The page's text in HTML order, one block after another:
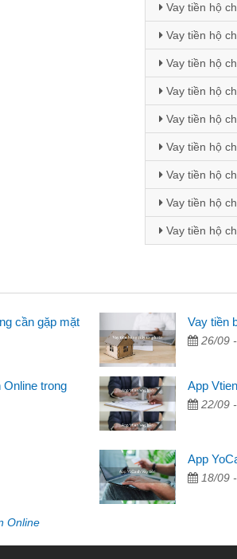
Vay tiền hộ
Vay tiền hộ
Vay tiền hộ
Vay tiền hộ
Vay tiền hộ
Vay tiền hộ
Vay tiền hộ
Vay tiền hộ
Vay tiền hộ
Lan - Sinh viên
Tôi biết đến thông qua quảng cáo trên
viên nên cần đóng tiền nhà, sinh nhật bạn
thủ tục nhanh gọn nên tôi quyết định vay
Mất 2 tuần các ngân hàng không ai cho
có 2 triệu để giải quyết việc riêng, trong 1-2
thôi. Cảm ơn đã giúp tôi kịp thời và
cần gặp mặt Vay tiền
26/09 -
trong
App
22/09 -
App
18/09 -
Online